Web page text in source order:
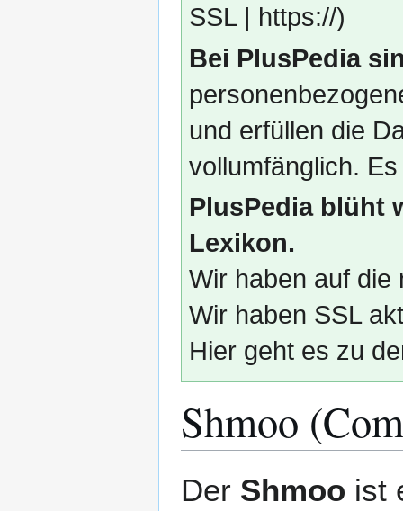
SSL | https://)
Bei PlusPedia
und erfüllen die
vollumfänglich.
PlusPedia blüht
Lexikon.
Wir haben auf die
Wir haben SSL
Hier geht es zu
Shmoo
Navigation
Suche
Der Shmoo ist